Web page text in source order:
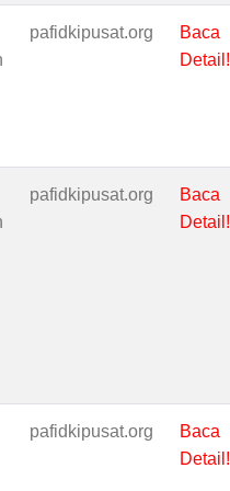
pafidkipusat.org
Baca
Detail!
pafidkipusat.org
Baca
Detail!
pafidkipusat.org
Baca
Detail!